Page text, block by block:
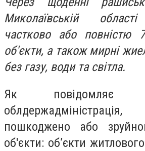
Миколаївській
частково або повністю
об'єкти, а також мирні
без газу, води та світла.
Як повідомляє
пошкоджено або
об'єкти: об’єкти